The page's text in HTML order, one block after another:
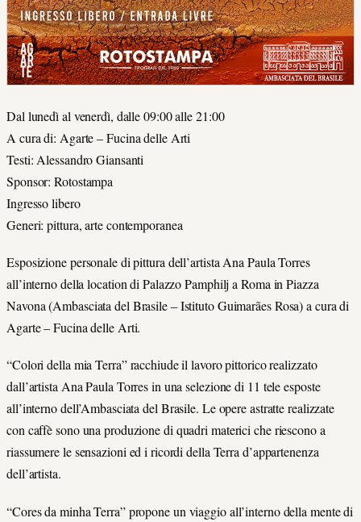
Dal lunedì al venerdì, dalle 09:00 alle 21:00
A cura di: Agarte – Fucina delle Arti
Testi: Alessandro Giansanti
Sponsor: Rotostampa
Ingresso libero
Generi: pittura, arte contemporanea
Esposizione personale di pittura dell’artista Ana Paula Torres
all’interno della location di Palazzo Pamphilj a Roma in Piazza
Navona (Ambasciata del Brasile – Istituto Guimarães Rosa) a cura di
Agarte – Fucina delle Arti.
“Colori della mia Terra” racchiude il lavoro pittorico realizzato
dall’artista Ana Paula Torres in una selezione di 11 tele esposte
all’interno dell’Ambasciata del Brasile. Le opere astratte realizzate
con caffè sono una produzione di quadri materici che riescono a
riassumere le sensazioni ed i ricordi della Terra d’appartenenza
dell’artista.
“Cores da minha Terra” propone un viaggio all’interno della mente di